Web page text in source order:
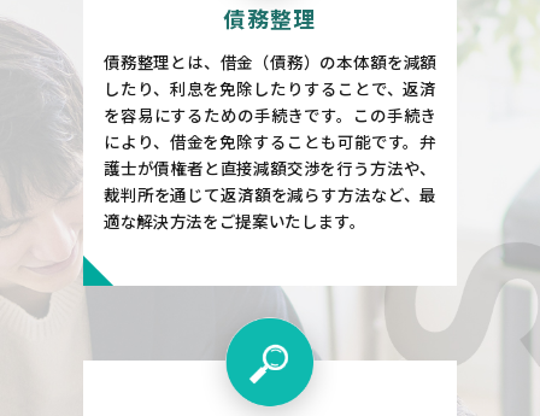
債務整理
債務整理とは、借金（債務）の本体額を減額
したり、利息を免除したりすることで、返済
を容易にするための手続きです。この手続き
により、借金を免除することも可能です。弁
護士が債権者と直接減額交渉を行う方法や、
裁判所を通じて返済額を減らす方法など、最
適な解決方法をご提案いたします。